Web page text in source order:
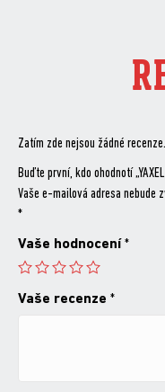
Zatím zde nejsou žádné recenze.
Buďte první, kdo ohodnotí
Vaše e-mailová adresa nebude
*
Vaše hodnocení *
Vaše recenze *